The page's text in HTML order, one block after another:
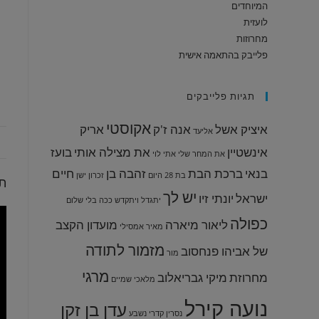
המיוחדים
לועזית
מחרוזות
פלייבק בהתאמה אישית
תגיות פלייבקים
איציק אשל אליעד אנה ז'קאקוסטי אריק
אינשטיין את המחר שלי אתי לוי את מצילה אותיבועז
בנאיברכת הבת בת 28 היום זהבה בן זכרון ישן חיים
ישראליונתי זיו יש לך יתגדל ויתקדש ככה בלי שלום
כפולה ליאור מיארה מאיר אמסילי מועדון הקצב
של אביהו פנחסוב מור מזמור לתודה
מחרוזתמיקי גבריאלוב מלאכי שמיים מרגי
נועה קירל נסרין קדרי נשבע עדן בן זקן